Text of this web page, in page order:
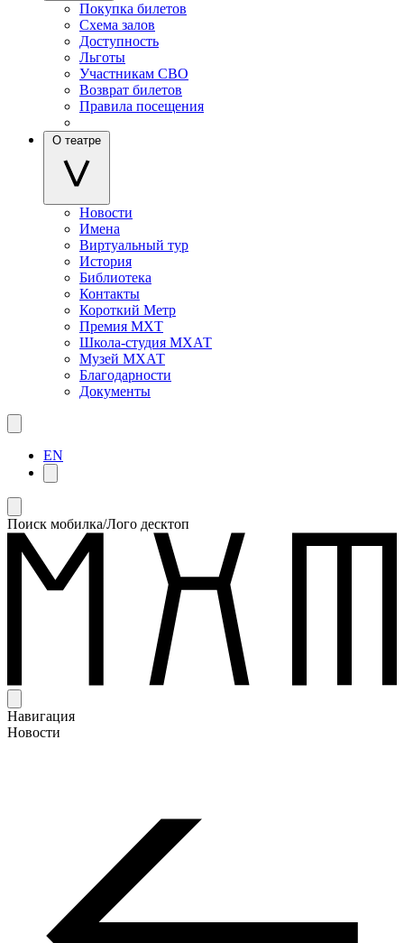
Покупка билетов
Схема залов
Доступность
Льготы
Участникам СВО
Возврат билетов
Правила посещения
О театре
Новости
Имена
Виртуальный тур
История
Библиотека
Контакты
Короткий Метр
Премия МХТ
Школа-студия МХАТ
Музей МХАТ
Благодарности
Документы
EN
Поиск мобилка/Лого десктоп
Навигация
Новости